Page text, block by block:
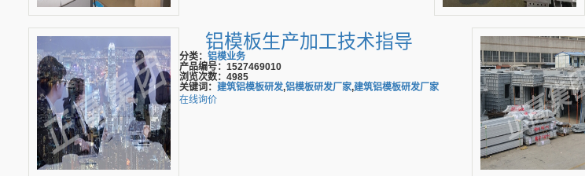
铝模板生产加工技术指导
分类： 铝模业务
产品编号：1527469010
浏览次数：4985
关键词： 建筑铝模板研发,铝模板研发厂家,建筑铝模板研发厂家
在线询价